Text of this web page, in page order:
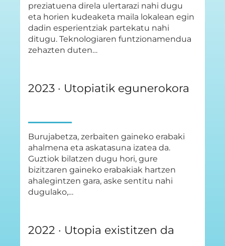
preziatuena direla ulertarazi nahi dugu
eta horien kudeaketa maila lokalean egin
dadin esperientziak partekatu nahi
ditugu. Teknologiaren funtzionamendua
zehazten duten…
2023 · Utopiatik egunerokora
Burujabetza, zerbaiten gaineko erabaki
ahalmena eta askatasuna izatea da.
Guztiok bilatzen dugu hori, gure
bizitzaren gaineko erabakiak hartzen
ahalegintzen gara, aske sentitu nahi
dugulako,…
2022 · Utopia existitzen da